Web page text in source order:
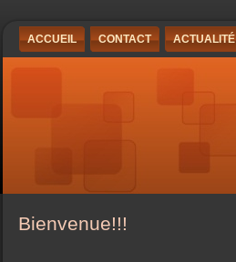
ACCUEIL CONTACT ACTUALITÉ
Bienvenue!!!